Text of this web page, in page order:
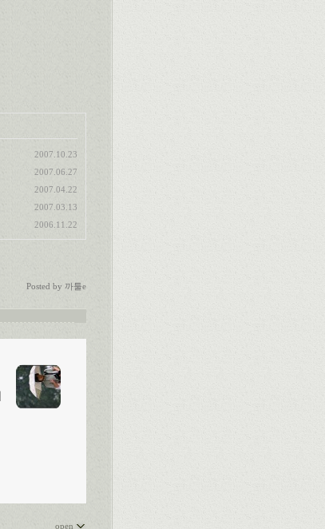
2007.10.23
2007.06.27
2007.04.22
2007.03.13
2006.11.22
Posted by 까툴e
open